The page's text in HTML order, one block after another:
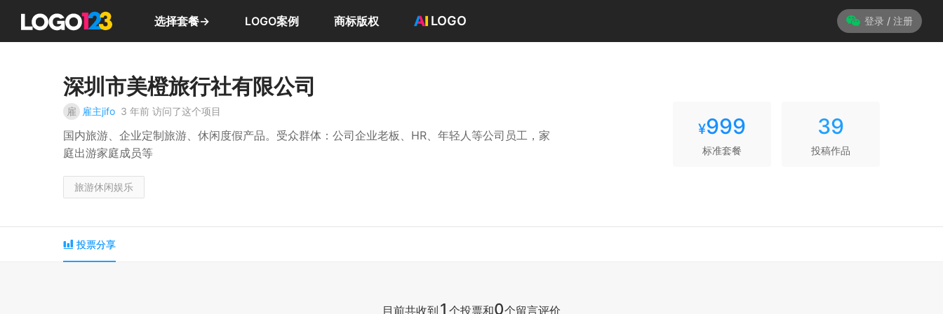
选择套餐→ LOGO案例 商标版权 LOGO 登录 / 注册
登录 / 注册
深圳市美橙旅行社有限公司
雇 雇主jifo 3 年前 访问了这个项目
国内旅游、企业定制旅游、休闲度假产品。受众群体：公司企业老板、HR、年轻人等公司员工，家
庭出游家庭成员等
旅游休闲娱乐
¥999
标准套餐
39
投稿作品
投票分享
目前共收到 1 个投票和0个留言评价